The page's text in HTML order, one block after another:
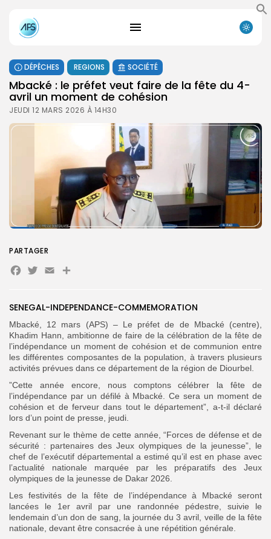
for:
FR
DÉPÊCHES REGIONS SOCIÉTÉ
Mbacké : le préfet veut faire de la fête du 4-
avril un moment de cohésion
JEUDI 12 MARS 2026 À 14H30
SENEGAL-INDEPENDANCE-COMMEMORATION
Mbacké, 12 mars (APS) – Le préfet de de Mbacké (centre),
Khadim Hann, ambitionne de faire de la célébration de la fête de
l’indépendance un moment de cohésion et de communion entre
les différentes composantes de la population, à travers plusieurs
activités prévues dans ce département de la région de Diourbel.‎
‎”Cette année encore, nous comptons célébrer la fête de
l’indépendance par un défilé à Mbacké. Ce sera un moment de
cohésion et de ferveur dans tout le département”, a-t-il déclaré
lors d’un point de presse, jeudi.‎
‎Revenant sur le thème de cette année, “Forces de défense et de
sécurité : partenaires des Jeux olympiques de la jeunesse”, le
chef de l’exécutif départemental a estimé qu’il est en phase avec
l’actualité nationale marquée par les préparatifs des Jeux
olympiques de la jeunesse de Dakar 2026.‎
Les festivités de la fête de l’indépendance à Mbacké seront
lancées le 1er avril par une randonnée pédestre, suivie le
lendemain d’un don de sang, la journée du 3 avril, veille de la fête
nationale, devant être consacrée à une répétition générale.‎
PARTAGER
Facebook
Twitter
EmailPartager